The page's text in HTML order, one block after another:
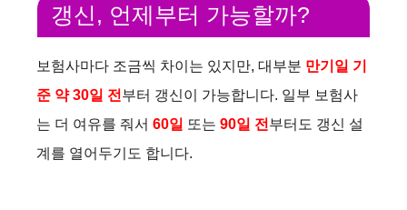
갱신, 언제부터 가능할까?
보험사마다 조금씩 차이는 있지만, 대부분 만기일 기
준 약 30일 전 부터 갱신이 가능합니다. 일부 보험사
는 더 여유를 줘서 60일 또는 90일 전 부터도 갱신 설
계를 열어두기도 합니다.